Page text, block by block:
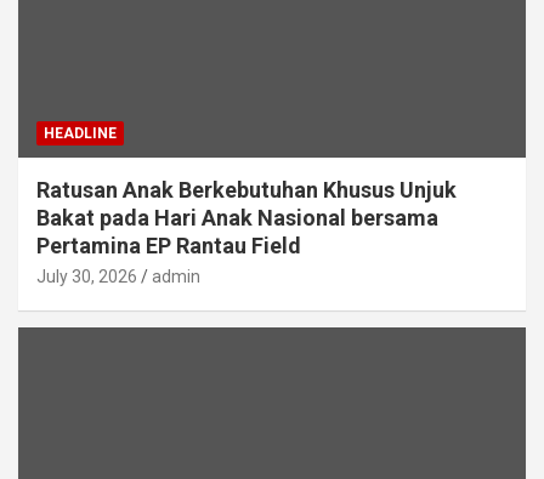
HEADLINE
Ratusan Anak Berkebutuhan Khusus Unjuk
Bakat pada Hari Anak Nasional bersama
Pertamina EP Rantau Field
July 30, 2026 admin